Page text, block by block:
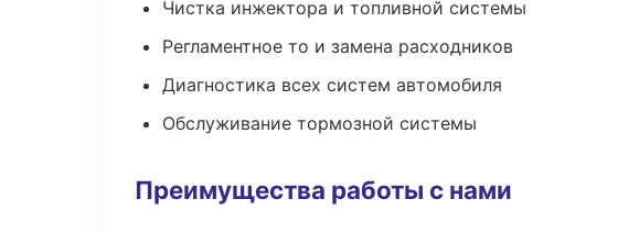
Чистка инжектора и топливной системы
Регламентное то и замена расходников
Диагностика всех систем автомобиля
Обслуживание тормозной системы
Преимущества работы с нами